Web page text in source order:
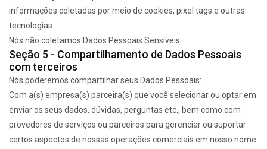
informações coletadas por meio de cookies, pixel tags e outras
tecnologias.
Nós não coletamos Dados Pessoais Sensíveis.
Seção 5 - Compartilhamento de Dados Pessoais
com terceiros
Nós poderemos compartilhar seus Dados Pessoais:
Com a(s) empresa(s) parceira(s) que você selecionar ou optar em
enviar os seus dados, dúvidas, perguntas etc., bem como com
provedores de serviços ou parceiros para gerenciar ou suportar
certos aspectos de nossas operações comerciais em nosso nome.